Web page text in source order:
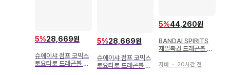
5%28,669원
슈에이샤 점프 코믹스
토요타로 드래곤볼 초
5%28,669원
슈에이샤 점프 코믹스
토요타로 드래곤볼 초
5%44,260원
BANDAI SPIRITS
제일복권 드래곤볼 D
MASTERLISE
지바 ・ 20시간 전